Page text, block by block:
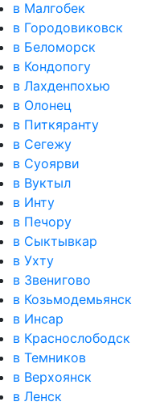
в Малгобек
в Городовиковск
в Беломорск
в Кондопогу
в Лахденпохью
в Олонец
в Питкяранту
в Сегежу
в Суоярви
в Вуктыл
в Инту
в Печору
в Сыктывкар
в Ухту
в Звенигово
в Козьмодемьянск
в Инсар
в Краснослободск
в Темников
в Верхоянск
в Ленск